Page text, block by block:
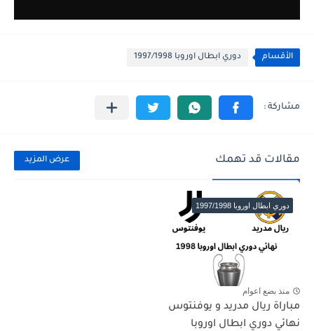
الأقسام دوري ابطال اوروبا 1997/1998
مقالات قد تهمك عرض المزيد
دوري ابطال اوروبا 1997/1998
منذ بضع اعوام
مباراة ريال مدريد و يوفنتوس
نهائي دوري ابطال اوروبا